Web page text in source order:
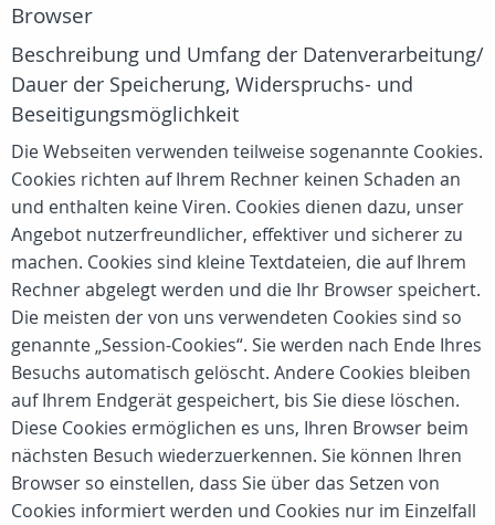
Browser
Beschreibung und Umfang der Datenverarbeitung/
Dauer der Speicherung, Widerspruchs- und
Beseitigungsmöglichkeit
Die Webseiten verwenden teilweise sogenannte Cookies.
Cookies richten auf Ihrem Rechner keinen Schaden an
und enthalten keine Viren. Cookies dienen dazu, unser
Angebot nutzerfreundlicher, effektiver und sicherer zu
machen. Cookies sind kleine Textdateien, die auf Ihrem
Rechner abgelegt werden und die Ihr Browser speichert.
Die meisten der von uns verwendeten Cookies sind so
genannte „Session-Cookies“. Sie werden nach Ende Ihres
Besuchs automatisch gelöscht. Andere Cookies bleiben
auf Ihrem Endgerät gespeichert, bis Sie diese löschen.
Diese Cookies ermöglichen es uns, Ihren Browser beim
nächsten Besuch wiederzuerkennen. Sie können Ihren
Browser so einstellen, dass Sie über das Setzen von
Cookies informiert werden und Cookies nur im Einzelfall